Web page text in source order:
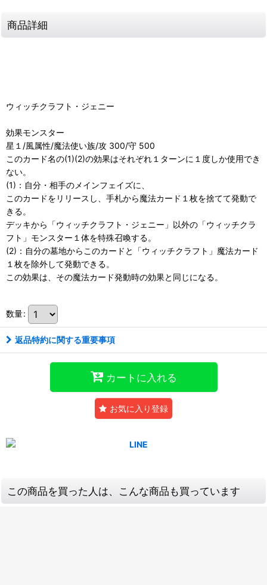
商品詳細
ウィッチクラフト・ジェニー
効果モンスター
星１/風属性/魔法使い族/攻 300/守 500
このカード名の(1)(2)の効果はそれぞれ１ターンに１度しか使用でき
ない。
(1)：自分・相手のメインフェイズに、
このカードをリリースし、手札から魔法カード１枚を捨てて発動で
きる。
デッキから「ウィッチクラフト・ジェニー」以外の「ウィッチクラ
フト」モンスター１体を特殊召喚する。
(2)：自分の墓地からこのカードと「ウィッチクラフト」魔法カード
１枚を除外して発動できる。
この効果は、その魔法カード発動時の効果と同じになる。
数量:
返品特約に関する重要事項
カートに入れる
お気に入り登録
この商品を買った人は、こんな商品も買っています